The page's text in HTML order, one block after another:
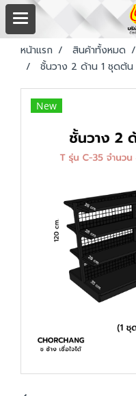
หน้าแรก สินค้าทั้งหมด
ชั้นวาง 2 ด้าน 1 ชุดต้
New